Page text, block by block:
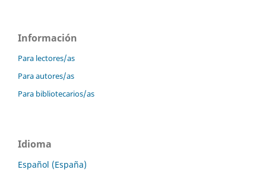
Información
Para lectores/as
Para autores/as
Para bibliotecarios/as
Idioma
Español (España)